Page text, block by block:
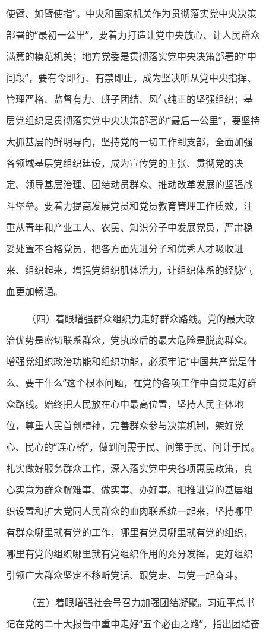
使臂、如臂使指”。中央和国家机关作为贯彻落实党中央决策
部署的“最初一公里”，要着力打造让党中央放心、让人民群众
满意的模范机关；地方党委是贯彻落实党中央决策部署的“中
间段”，要有令即行、有禁即止，成为坚决听从党中央指挥、
管理严格、监督有力、班子团结、风气纯正的坚强组织；基
层党组织是贯彻落实党中央决策部署的“最后一公里”，要坚持
大抓基层的鲜明导向，坚持党的一切工作到支部，全面加强
各领域基层党组织建设，成为宣传党的主张、贯彻党的决
定、领导基层治理、团结动员群众、推动改革发展的坚强战
斗堡垒。要着力提高发展党员和党员教育管理工作质效，注
重从青年和产业工人、农民、知识分子中发展党员，严肃稳
妥处置不合格党员，把各方面先进分子和优秀人才吸收进
来、组织起来，增强党组织肌体活力，让组织体系的经脉气
血更加畅通。
（四）着眼增强群众组织力走好群众路线。党的最大政
治优势是密切联系群众，党执政后的最大危险是脱离群众。
增强党组织政治功能和组织功能，必须牢记“中国共产党是什
么、要干什么”这个根本问题，在党的各项工作中自觉走好群
众路线。始终把人民放在心中最高位置，坚持人民主体地
位，尊重人民首创精神，完善群众参与决策机制，架好党
心、民心的“连心桥”，做到问需于民、问策于民、问计于民。
扎实做好服务群众工作，深入落实党中央各项惠民政策，真
心实意为群众解难事、做实事、办好事。把推进党的基层组
织设置和扩大党同人民群众的血肉联系统一起来，坚持哪里
有群众哪里就有党的工作，哪里有党员哪里就有党的组织，
哪里有党的组织哪里就有党组织作用的充分发挥，更好组织
引领广大群众坚定不移听党话、跟党走、与党一起奋斗。
（五）着眼增强社会号召力加强团结凝聚。习近平总书
记在党的二十大报告中重申走好“五个必由之路”，指出团结奋